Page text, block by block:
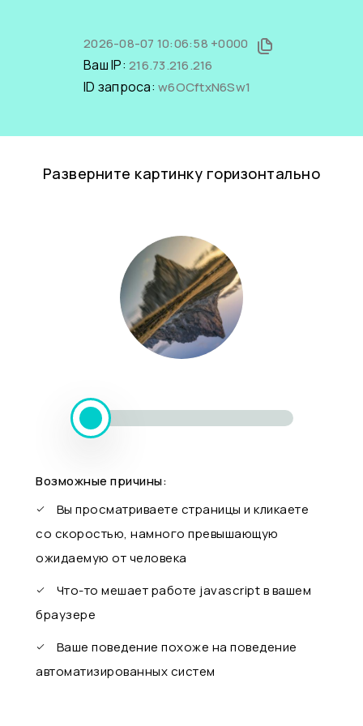
2026-08-07 10:06:58 +0000
Ваш IP: 216.73.216.216
ID запроса: w6OCftxN6Sw1
Разверните картинку горизонтально
Возможные причины:
Вы просматриваете страницы и кликаете
со скоростью, намного превышающую
ожидаемую от человека
Что-то мешает работе javascript в вашем
браузере
Ваше поведение похоже на поведение
автоматизированных систем